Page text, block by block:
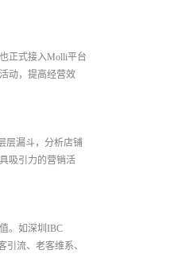
正式接入Molli平台
动，提高经营效
层漏斗，分析店铺
吸引力的营销活
。如深圳IBC
流、老客维系、